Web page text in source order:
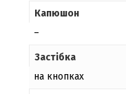
Капюшон
–
Застібка
на кнопках